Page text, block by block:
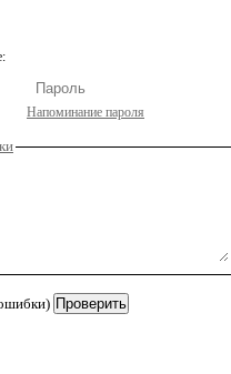
Напоминание пароля